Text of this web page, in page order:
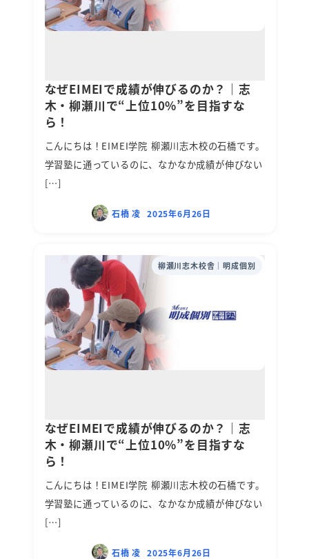
なぜEIMEIで成績が伸びるのか？｜志
木・柳瀬川で“上位10%”を目指すな
ら！
こんにちは！EIMEI学院 柳瀬川志木校の石橋です。
学習塾に通っているのに、なかなか成績が伸びない
[…]
石橋 凌 2025年6月26日
柳瀬川志木校舎｜明成個別
なぜEIMEIで成績が伸びるのか？｜志
木・柳瀬川で“上位10%”を目指すな
ら！
こんにちは！EIMEI学院 柳瀬川志木校の石橋です。
学習塾に通っているのに、なかなか成績が伸びない
[…]
石橋 凌 2025年6月26日